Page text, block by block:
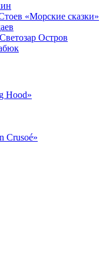
«Морские сказки»
Светозар Остров
Hood»
Crusoé»